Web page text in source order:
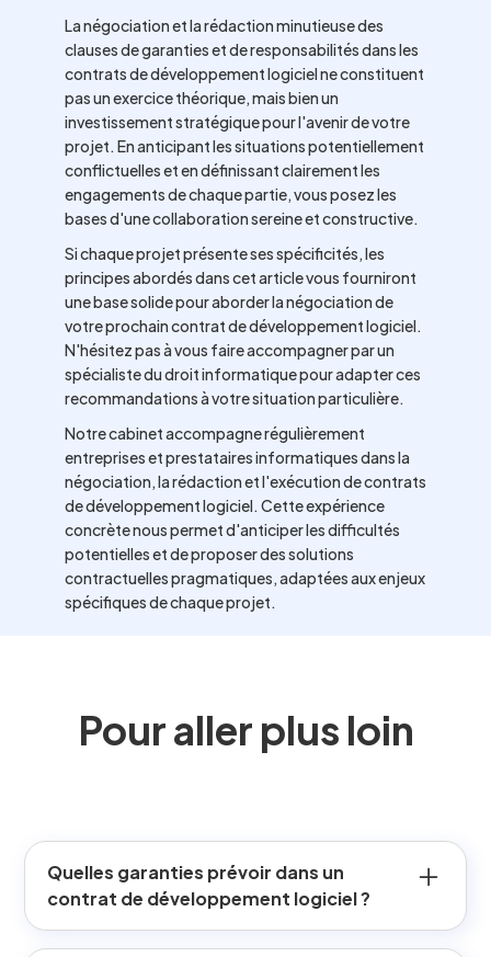
La négociation et la rédaction minutieuse des
clauses de garanties et de responsabilités dans les
contrats de développement logiciel ne constituent
pas un exercice théorique, mais bien un
investissement stratégique pour l'avenir de votre
projet. En anticipant les situations potentiellement
conflictuelles et en définissant clairement les
engagements de chaque partie, vous posez les
bases d'une collaboration sereine et constructive.
Si chaque projet présente ses spécificités, les
principes abordés dans cet article vous fourniront
une base solide pour aborder la négociation de
votre prochain contrat de développement logiciel.
N'hésitez pas à vous faire accompagner par un
spécialiste du droit informatique pour adapter ces
recommandations à votre situation particulière.
Notre cabinet accompagne régulièrement
entreprises et prestataires informatiques dans la
négociation, la rédaction et l'exécution de contrats
de développement logiciel. Cette expérience
concrète nous permet d'anticiper les difficultés
potentielles et de proposer des solutions
contractuelles pragmatiques, adaptées aux enjeux
spécifiques de chaque projet.
Pour aller plus loin
Quelles garanties prévoir dans un
contrat de développement logiciel ?